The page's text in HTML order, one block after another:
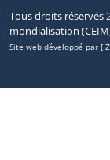
Tous droits réservés
mondialisation
Site web développé par [